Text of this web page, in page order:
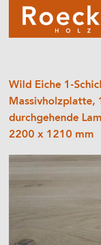
Wild Eiche 1-
Massivholzplatte,
durchgehende
2200 x 1210 mm